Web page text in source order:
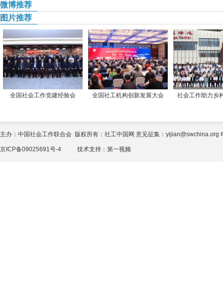
微博推荐
图片推荐
全国社会工作党建经验会 全国社工机构创新发展大会 社会工作助力乡
主办：中国社会工作联合会 版权所有：社工中国网 意见征集：yijian@swchina.org
京ICP备09025691号-4 技术支持： 第一视频